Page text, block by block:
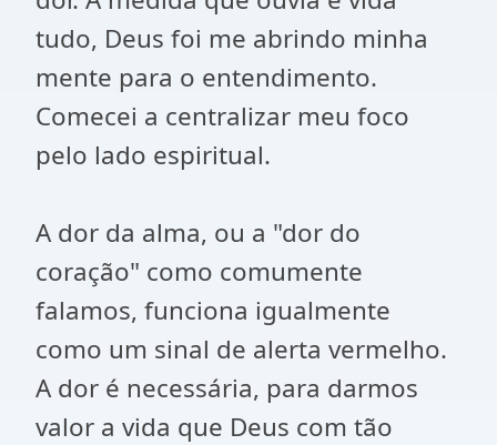
tudo, Deus foi me abrindo minha
mente para o entendimento.
Comecei a centralizar meu foco
pelo lado espiritual.
A dor da alma, ou a "dor do
coração" como comumente
falamos, funciona igualmente
como um sinal de alerta vermelho.
A dor é necessária, para darmos
valor a vida que Deus com tão